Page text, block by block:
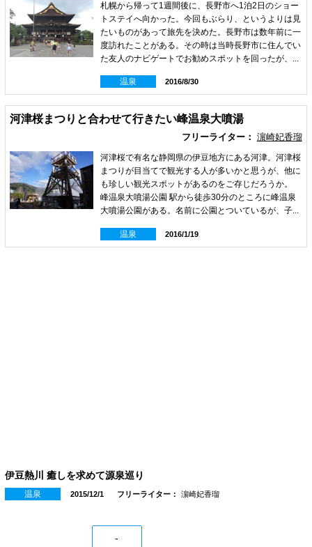
札幌から帰って1週間後に、長野市へ1泊2日のショー
トステイへ向かった。今回もぶらり、というよりは見
たいものがあって旅先を決めた。長野市は数年前に一
度訪れたことがある。その時は当時長野市に住んでい
た友人のナビゲートでお勧めスポットを回ったが、...
温泉 2016/8/30
河津桜まつりと合わせて行きたい峰温泉大噴湯
フリーライター： 濵崎妃香瑠
河津桜で有名な静岡県の伊豆地方にある河津。河津桜
まつりが目当てで観光する人が多いかと思うが、他に
も珍しい観光スポットがあるのをご存じだろうか。
峰温泉大噴湯公園 駅から徒歩30分のところに峰温泉
大噴湯公園がある。名前に公園とついているが、子...
温泉 2016/1/19
伊豆熱川 癒しを求めて源泉巡り
温泉 2015/12/1 フリーライター： 濵崎妃香瑠
-